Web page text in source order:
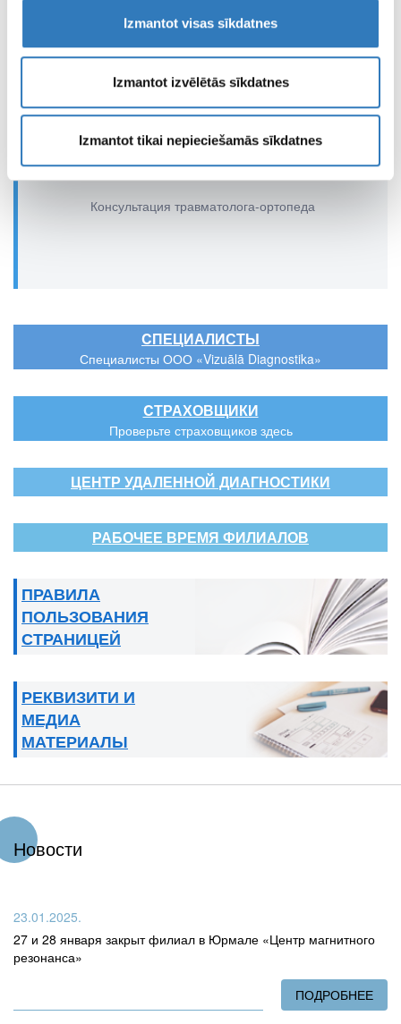
Izmantot visas sīkdatnes
Izmantot izvēlētās sīkdatnes
Izmantot tikai nepieciešamās sīkdatnes
Консультации врача
Консультация травматолога-ортопеда
CПЕЦИАЛИСТЫ
Специалисты ООО «Vizuālā Diagnostika»
CТРАХОВЩИКИ
Проверьте страховщиков здесь
ЦЕНТР УДАЛЕННОЙ ДИАГНОСТИКИ
РАБОЧЕЕ ВРЕМЯ ФИЛИАЛОВ
ПРАВИЛА
ПОЛЬЗОВАНИЯ
СТРАНИЦЕЙ
РЕКВИЗИТИ И
МЕДИА
МАТЕРИАЛЫ
Новости
23.01.2025.
27 и 28 января закрыт филиал в Юрмале «Центр магнитного
резонанса»
ПОДРОБНЕЕ